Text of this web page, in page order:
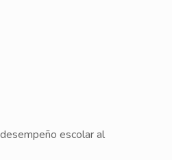
escolar al